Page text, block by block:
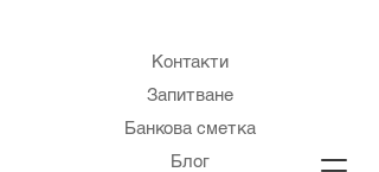
Контакти
Запитване
Банкова сметка
Блог